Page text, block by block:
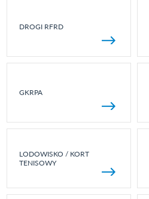
DROGI RFRD
GKRPA
LODOWISKO / KORT
TENISOWY